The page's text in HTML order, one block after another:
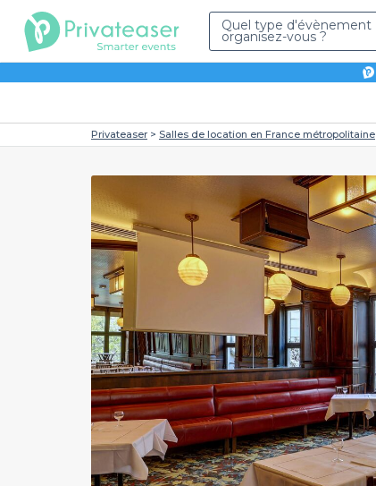
Quel type d'évènement
organisez-vous ?
Privateaser Salles de location en France métropolitaine